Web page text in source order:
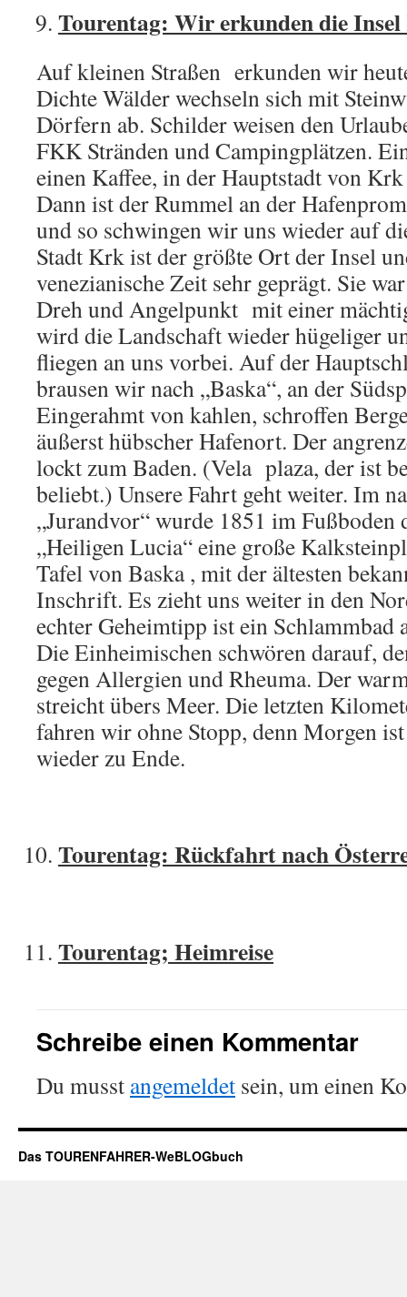
Tourentag: Wir erkunden die
Auf kleinen Straßen erkunden wir
Dichte Wälder wechseln sich mit
Dörfern ab. Schilder weisen den
FKK Stränden und Campingplätzen.
einen Kaffee, in der Hauptstadt von
Dann ist der Rummel an der
und so schwingen wir uns wieder auf
Stadt Krk ist der größte Ort der Insel
venezianische Zeit sehr geprägt. Sie
Dreh und Angelpunkt mit einer
wird die Landschaft wieder hügeliger
fliegen an uns vorbei. Auf der
brausen wir nach „Baska“, an der
Eingerahmt von kahlen, schroffen
äußerst hübscher Hafenort. Der
lockt zum Baden. (Vela plaza, der ist
beliebt.) Unsere Fahrt geht weiter. Im
„Jurandvor“ wurde 1851 im Fußboden
„Heiligen Lucia“ eine große
Tafel von Baska , mit der ältesten
Inschrift. Es zieht uns weiter in den
echter Geheimtipp ist ein Schlammbad
Die Einheimischen schwören darauf,
gegen Allergien und Rheuma. Der
streicht übers Meer. Die letzten
fahren wir ohne Stopp, denn Morgen
wieder zu Ende.
Tourentag: Rückfahrt nach
Tourentag; Heimreise
Schreibe einen Kommentar
Du musst angemeldet sein, um einen
Das TOURENFAHRER-WeBLOGbuch